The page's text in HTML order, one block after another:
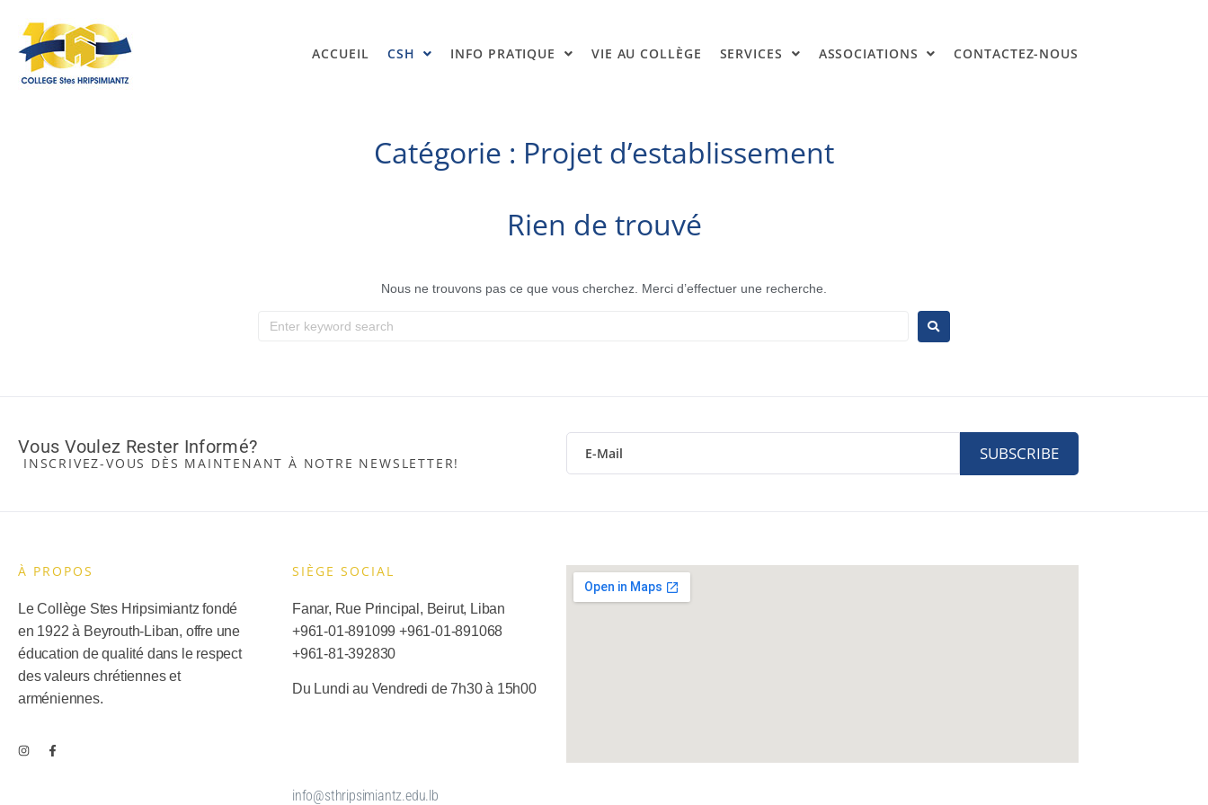
ACCUEIL CSH INFO PRATIQUE VIE AU COLLÈGE SERVICES ASSOCIATIONS CONTACTEZ-NOUS
Catégorie : Projet d’establissement
Rien de trouvé
Nous ne trouvons pas ce que vous cherchez. Merci d’effectuer une recherche.
Vous Voulez Rester Informé?
INSCRIVEZ-VOUS DÈS MAINTENANT À NOTRE NEWSLETTER! SUBSCRIBE
À PROPOS
Le Collège Stes Hripsimiantz fondé
en 1922 à Beyrouth-Liban, offre une
éducation de qualité dans le respect
des valeurs chrétiennes et
arméniennes.
SIÈGE SOCIAL​
Fanar, Rue Principal, Beirut, Liban
+961-01-891099 +961-01-891068
+961-81-392830
Du Lundi au Vendredi de 7h30 à 15h00
info@sthripsimiantz.edu.lb